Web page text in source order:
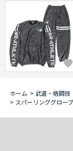
ホーム > 武道・格闘技
> スパーリンググロー